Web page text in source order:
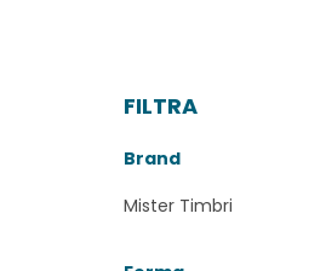
FILTRA
Brand
Mister Timbri